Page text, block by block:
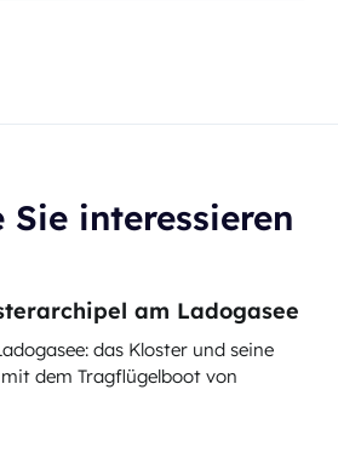
Sie interessieren
am Ladogasee
das Kloster und seine
dem Tragflügelboot von